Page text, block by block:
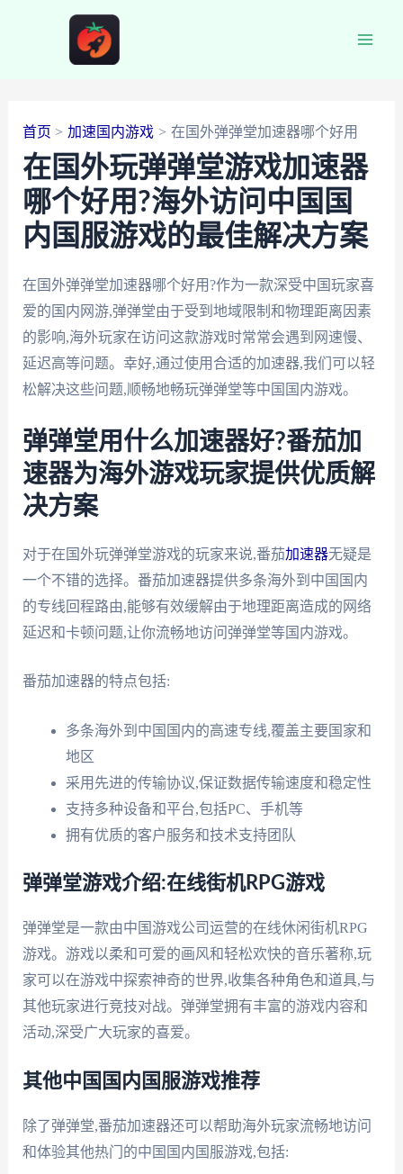
首页 加速国内游戏 在国外弹弹堂加速器哪个好用
在国外玩弹弹堂游戏加速器
哪个好用?海外访问中国国
内国服游戏的最佳解决方案
在国外弹弹堂加速器哪个好用?作为一款深受中国玩家喜
爱的国内网游,弹弹堂由于受到地域限制和物理距离因素
的影响,海外玩家在访问这款游戏时常常会遇到网速慢、
延迟高等问题。幸好,通过使用合适的加速器,我们可以轻
松解决这些问题,顺畅地畅玩弹弹堂等中国国内游戏。
弹弹堂用什么加速器好?番茄加
速器为海外游戏玩家提供优质解
决方案
对于在国外玩弹弹堂游戏的玩家来说,番茄加速器无疑是
一个不错的选择。番茄加速器提供多条海外到中国国内
的专线回程路由,能够有效缓解由于地理距离造成的网络
延迟和卡顿问题,让你流畅地访问弹弹堂等国内游戏。
番茄加速器的特点包括:
多条海外到中国国内的高速专线,覆盖主要国家和
地区
采用先进的传输协议,保证数据传输速度和稳定性
支持多种设备和平台,包括PC、手机等
拥有优质的客户服务和技术支持团队
弹弹堂游戏介绍:在线街机RPG游戏
弹弹堂是一款由中国游戏公司运营的在线休闲街机RPG
游戏。游戏以柔和可爱的画风和轻松欢快的音乐著称,玩
家可以在游戏中探索神奇的世界,收集各种角色和道具,与
其他玩家进行竞技对战。弹弹堂拥有丰富的游戏内容和
活动,深受广大玩家的喜爱。
其他中国国内国服游戏推荐
除了弹弹堂,番茄加速器还可以帮助海外玩家流畅地访问
和体验其他热门的中国国内国服游戏,包括: